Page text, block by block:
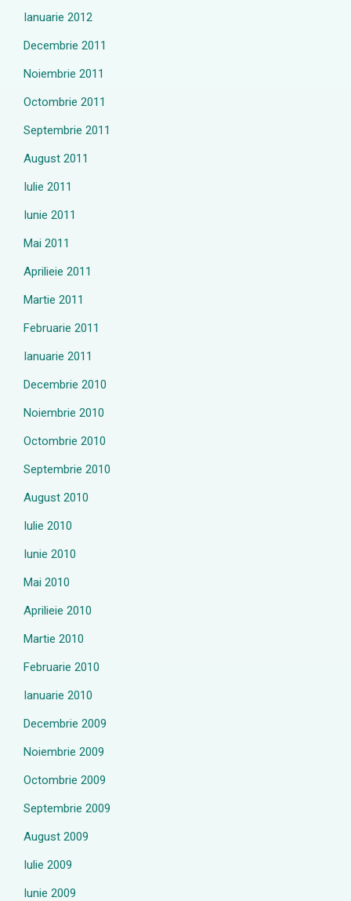
Ianuarie 2012
Decembrie 2011
Noiembrie 2011
Octombrie 2011
Septembrie 2011
August 2011
Iulie 2011
Iunie 2011
Mai 2011
Aprilieie 2011
Martie 2011
Februarie 2011
Ianuarie 2011
Decembrie 2010
Noiembrie 2010
Octombrie 2010
Septembrie 2010
August 2010
Iulie 2010
Iunie 2010
Mai 2010
Aprilieie 2010
Martie 2010
Februarie 2010
Ianuarie 2010
Decembrie 2009
Noiembrie 2009
Octombrie 2009
Septembrie 2009
August 2009
Iulie 2009
Iunie 2009